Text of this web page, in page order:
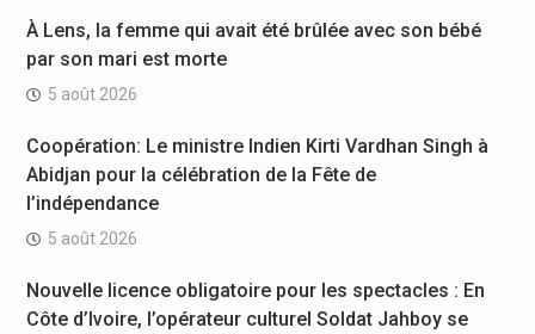
À Lens, la femme qui avait été brûlée avec son bébé
par son mari est morte
5 août 2026
Coopération: Le ministre Indien Kirti Vardhan Singh à
Abidjan pour la célébration de la Fête de
l’indépendance
5 août 2026
Nouvelle licence obligatoire pour les spectacles : En
Côte d’Ivoire, l’opérateur culturel Soldat Jahboy se